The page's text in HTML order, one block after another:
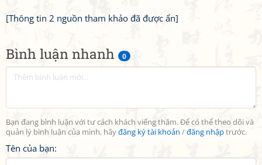
Bình luận nhanh 0
Bạn đang bình luận với tư cách khách viếng thăm. Để có thể theo dõi và
quản lý bình luận của mình, hãyđăng ký tài khoản /đăng nhậptrước.
Tên của bạn:
[Thông tin 2 nguồn tham khảo đã được ẩn]